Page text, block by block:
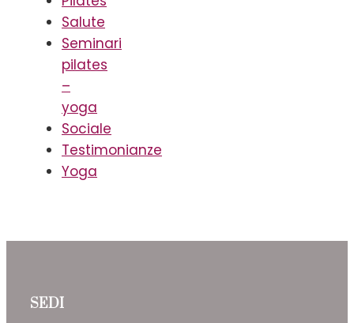
Salute
Seminari
pilates
–
yoga
Sociale
Testimonianze
Yoga
SEDI